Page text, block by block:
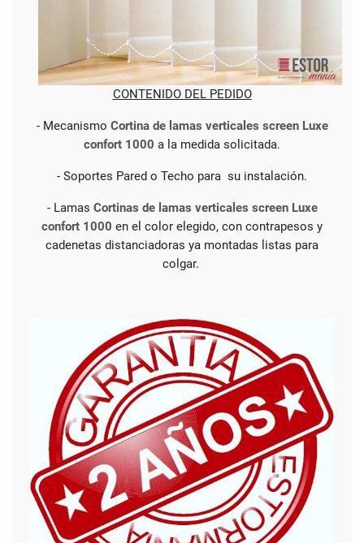
CONTENIDO DEL PEDIDO
- Mecanismo Cortina de lamas verticales screen Luxe
confort 1000 a la medida solicitada.
- Soportes Pared o Techo para su instalación.
- Lamas Cortinas de lamas verticales screen Luxe
confort 1000 en el color elegido, con contrapesos y
cadenetas distanciadoras ya montadas listas para
colgar.